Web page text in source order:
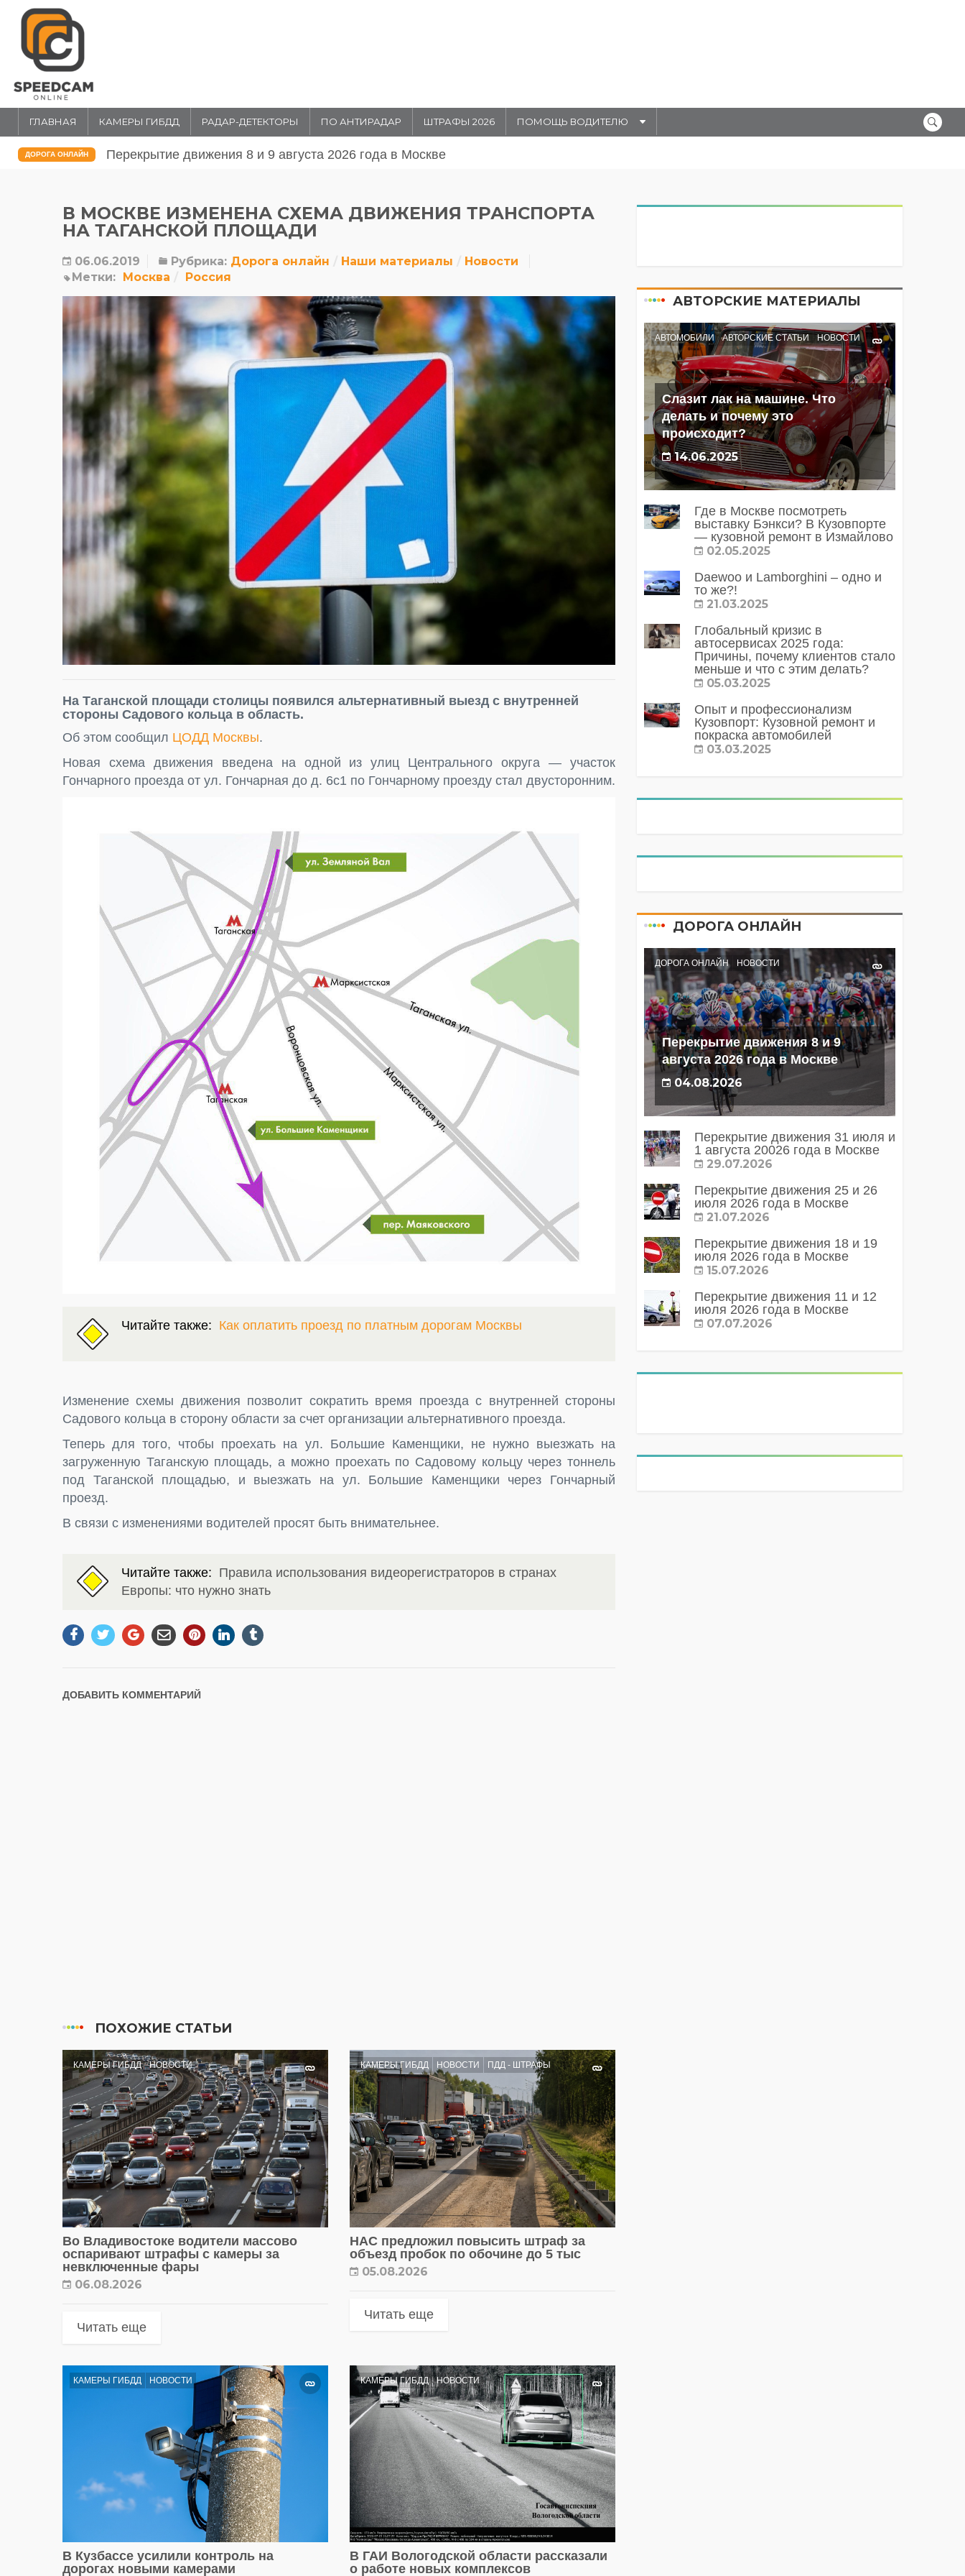
ГЛАВНАЯ КАМЕРЫ ГИБДД РАДАР-ДЕТЕКТОРЫ ПО АНТИРАДАР ШТРАФЫ 2026 ПОМОЩЬ ВОДИТЕЛЮ
ДОРОГА ОНЛАЙН Перекрытие движения 31 июля и 1 августа 20026 года в Москве
В МОСКВЕ ИЗМЕНЕНА СХЕМА ДВИЖЕНИЯ ТРАНСПОРТА
НА ТАГАНСКОЙ ПЛОЩАДИ
06.06.2019 Рубрика: Дорога онлайн Наши материалы
Новости
Метки: Москва Россия
На Таганской площади столицы появился альтернативный выезд с внутренней
стороны Садового кольца в область.
Об этом сообщил ЦОДД Москвы.
Новая схема движения введена на одной из улиц Центрального округа — участок
Гончарного проезда от ул. Гончарная до д. 6с1 по Гончарному проезду стал двусторонним.
Читайте также: Как оплатить проезд по платным дорогам Москвы
Изменение схемы движения позволит сократить время проезда с внутренней стороны
Садового кольца в сторону области за счет организации альтернативного проезда.
Теперь для того, чтобы проехать на ул. Большие Каменщики, не нужно выезжать на
загруженную Таганскую площадь, а можно проехать по Садовому кольцу через тоннель
под Таганской площадью, и выезжать на ул. Большие Каменщики через Гончарный
проезд.
В связи с изменениями водителей просят быть внимательнее.
Читайте также: Правила использования видеорегистраторов в странах
Европы: что нужно знать
ДОБАВИТЬ КОММЕНТАРИЙ
ПОХОЖИЕ СТАТЬИ
КАМЕРЫ ГИБДД НОВОСТИ
Во Владивостоке водители массово
оспаривают штрафы с камеры за
невключенные фары
06.08.2026
Читать еще
КАМЕРЫ ГИБДД НОВОСТИ ПДД - ШТРАФЫ
НАС предложил повысить штраф за
объезд пробок по обочине до 5 тыс
05.08.2026
Читать еще
КАМЕРЫ ГИБДД НОВОСТИ
В Кузбассе усилили контроль на
дорогах новыми камерами
КАМЕРЫ ГИБДД НОВОСТИ
В ГАИ Вологодской области рассказали
о работе новых комплексов
АВТОРСКИЕ МАТЕРИАЛЫ
АВТОМОБИЛИ АВТОРСКИЕ СТАТЬИ НОВОСТИ
Слазит лак на машине. Что
делать и почему это
происходит?
14.06.2025
Где в Москве посмотреть
выставку Бэнкси? В Кузовпорте
— кузовной ремонт в Измайлово
02.05.2025
Daewoo и Lamborghini – одно и
то же?!
21.03.2025
Глобальный кризис в
автосервисах 2025 года:
Причины, почему клиентов стало
меньше и что с этим делать?
05.03.2025
Опыт и профессионализм
Кузовпорт: Кузовной ремонт и
покраска автомобилей
03.03.2025
ДОРОГА ОНЛАЙН
ДОРОГА ОНЛАЙН НОВОСТИ
Перекрытие движения 8 и 9
августа 2026 года в Москве
04.08.2026
Перекрытие движения 31 июля и
1 августа 20026 года в Москве
29.07.2026
Перекрытие движения 25 и 26
июля 2026 года в Москве
21.07.2026
Перекрытие движения 18 и 19
июля 2026 года в Москве
15.07.2026
Перекрытие движения 11 и 12
июля 2026 года в Москве
07.07.2026